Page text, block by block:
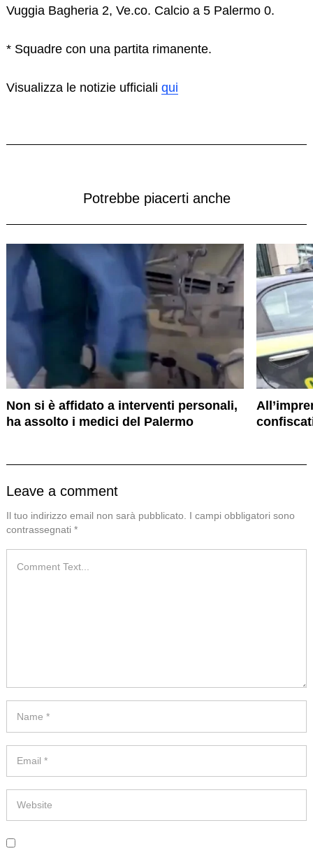
Vuggia Bagheria 2, Ve.co. Calcio a 5 Palermo 0.
* Squadre con una partita rimanente.
Visualizza le notizie ufficiali qui
Potrebbe piacerti anche
Non si è affidato a interventi personali,
ha assolto i medici del Palermo
Leave a comment
Il tuo indirizzo email non sarà pubblicato.
I campi obbligatori sono
contrassegnati *